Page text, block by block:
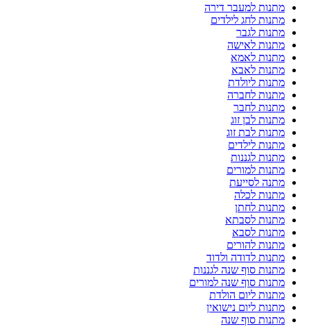
מתנות למעבר דירה
מתנות לחג לילדים
מתנות לגבר
מתנות לאישה
מתנות לאמא
מתנות לאבא
מתנות ליולדת
מתנות לחברה
מתנות לחבר
מתנות לבן זוג
מתנות לבת זוג
מתנות לילדים
מתנות לגננות
מתנות למורים
מתנה לסייעת
מתנות לכלה
מתנות לחתן
מתנות לסבתא
מתנות לסבא
מתנות להורים
מתנות לדודה ולדוד
מתנות סוף שנה לגננות
מתנות סוף שנה למורים
מתנות ליום הולדת
מתנות ליום נישואין
מתנות סוף שנה